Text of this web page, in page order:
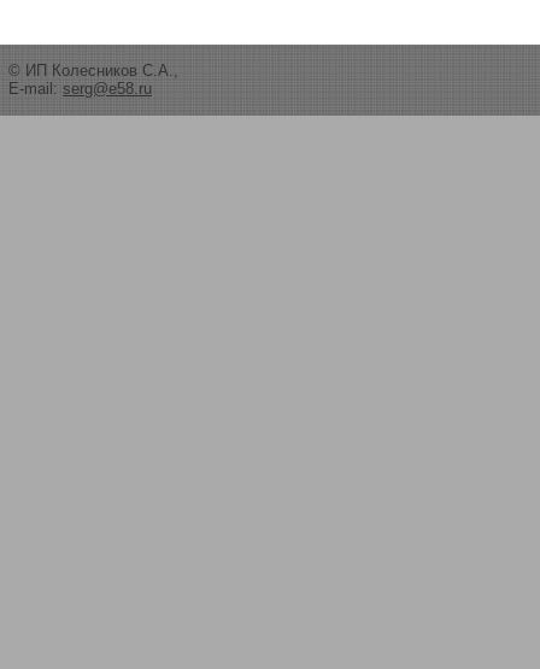
© ИП Колесников С.А.,
E-mail: serg@e58.ru